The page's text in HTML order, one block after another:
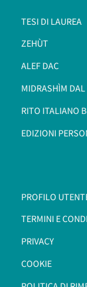
TESI DI LAUREA
ZEHÙT
ALEF DAC
MIDRASHÌM
RITO ITALIANO
EDIZIONI
PROFILO
TERMINI E
PRIVACY
COOKIE